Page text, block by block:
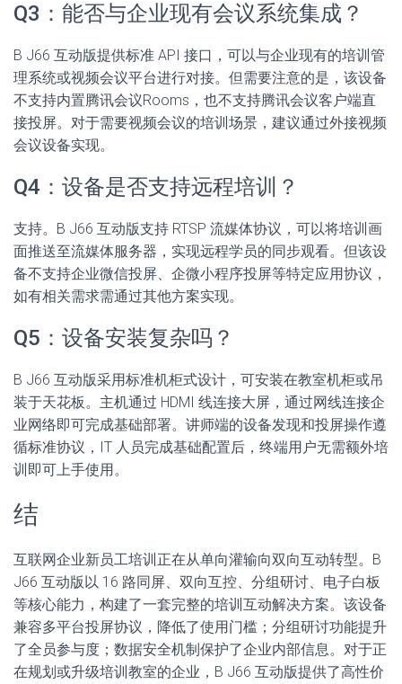
Q3：能否与企业现有会议系统集成？
B J66 互动版提供标准 API 接口，可以与企业现有的培训管
理系统或视频会议平台进行对接。但需要注意的是，该设备
不支持内置腾讯会议Rooms，也不支持腾讯会议客户端直
接投屏。对于需要视频会议的培训场景，建议通过外接视频
会议设备实现。
Q4：设备是否支持远程培训？
支持。B J66 互动版支持 RTSP 流媒体协议，可以将培训画
面推送至流媒体服务器，实现远程学员的同步观看。但该设
备不支持企业微信投屏、企微小程序投屏等特定应用协议，
如有相关需求需通过其他方案实现。
Q5：设备安装复杂吗？
B J66 互动版采用标准机柜式设计，可安装在教室机柜或吊
装于天花板。主机通过 HDMI 线连接大屏，通过网线连接企
业网络即可完成基础部署。讲师端的设备发现和投屏操作遵
循标准协议，IT 人员完成基础配置后，终端用户无需额外培
训即可上手使用。
结
互联网企业新员工培训正在从单向灌输向双向互动转型。B
J66 互动版以 16 路同屏、双向互控、分组研讨、电子白板
等核心能力，构建了一套完整的培训互动解决方案。该设备
兼容多平台投屏协议，降低了使用门槛；分组研讨功能提升
了全员参与度；数据安全机制保护了企业内部信息。对于正
在规划或升级培训教室的企业，B J66 互动版提供了高性价